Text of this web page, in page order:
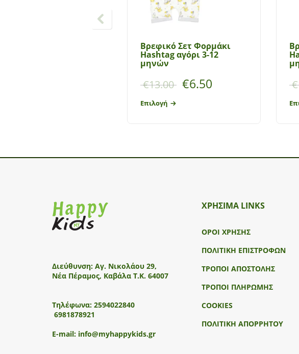
Βρεφικό Σετ Φορμάκι
Hashtag αγόρι 3-12
μηνών
€13.00 €6.50
Επιλογή
€
Διεύθυνση: Αγ. Νικολάου 29,
Νέα Πέραμος, Καβάλα Τ.Κ. 64007
Τηλέφωνα: 2594022840
6981878921
E-mail: info@myhappykids.gr
ΧΡΗΣΙΜΑ LINKS
ΟΡΟΙ ΧΡΗΣΗΣ
ΠΟΛΙΤΙΚΗ ΕΠΙΣΤΡΟΦΩΝ
ΤΡΟΠΟΙ ΑΠΟΣΤΟΛΗΣ
ΤΡΟΠΟΙ ΠΛΗΡΩΜΗΣ
COOKIES
ΠΟΛΙΤΙΚΗ ΑΠΟΡΡΗΤΟΥ